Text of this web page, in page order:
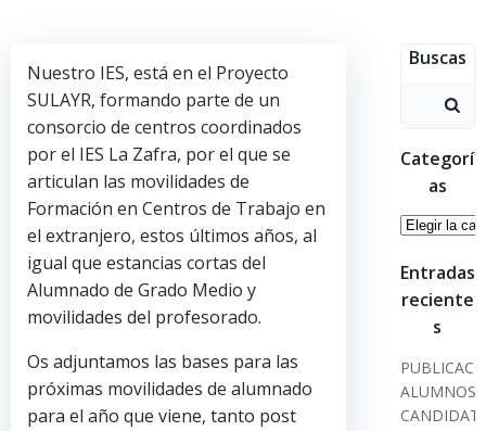
contenido
Nuestro IES, está en el Proyecto
SULAYR, formando parte de un
consorcio de centros coordinados
por el IES La Zafra, por el que se
articulan las movilidades de
Formación en Centros de Trabajo en
el extranjero, estos últimos años, al
igual que estancias cortas del
Alumnado de Grado Medio y
movilidades del profesorado.
Os adjuntamos las bases para las
próximas movilidades de alumnado
para el año que viene, tanto post
Buscas
Buscar:
Categorí
as
Entradas
reciente
s
ALUMNOS